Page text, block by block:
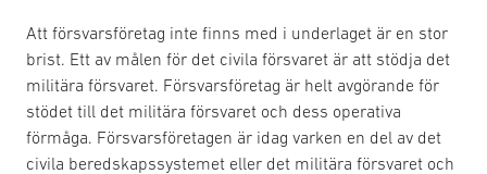
Att försvarsföretag inte finns med i underlaget är en stor
brist. Ett av målen för det civila försvaret är att stödja det
militära försvaret. Försvarsföretag är helt avgörande för
stödet till det militära försvaret och dess operativa
förmåga. Försvarsföretagen är idag varken en del av det
civila beredskapssystemet eller det militära försvaret och